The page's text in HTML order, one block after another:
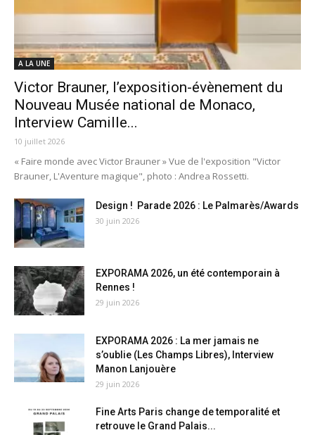
A LA UNE
Victor Brauner, l’exposition-évènement du
Nouveau Musée national de Monaco,
Interview Camille...
10 juillet 2026
« Faire monde avec Victor Brauner » Vue de l'exposition "Victor
Brauner, L'Aventure magique", photo : Andrea Rossetti.
Design ! Parade 2026 : Le Palmarès/Awards
30 juin 2026
EXPORAMA 2026, un été contemporain à
Rennes !
29 juin 2026
EXPORAMA 2026 : La mer jamais ne
s’oublie (Les Champs Libres), Interview
Manon Lanjouère
29 juin 2026
Fine Arts Paris change de temporalité et
retrouve le Grand Palais...